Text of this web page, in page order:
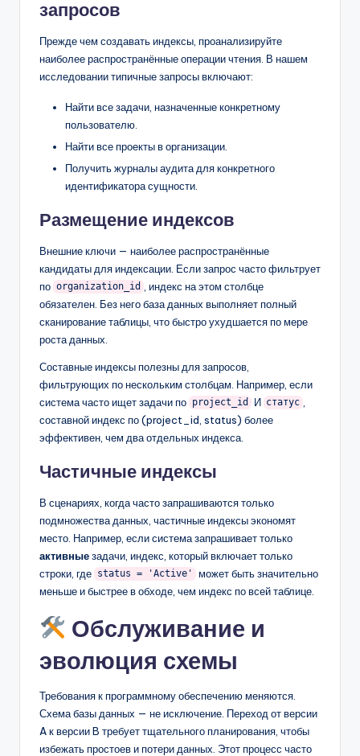
запросов
Прежде чем создавать индексы, проанализируйте
наиболее распространённые операции чтения. В нашем
исследовании типичные запросы включают:
Найти все задачи, назначенные конкретному
пользователю.
Найти все проекты в организации.
Получить журналы аудита для конкретного
идентификатора сущности.
Размещение индексов
Внешние ключи — наиболее распространённые
кандидаты для индексации. Если запрос часто фильтрует
по organization_id
, индекс на этом столбце
обязателен. Без него база данных выполняет полный
сканирование таблицы, что быстро ухудшается по мере
роста данных.
Составные индексы полезны для запросов,
фильтрующих по нескольким столбцам. Например, если
система часто ищет задачи по project_id И статус
составной индекс по (project_id, status) более
эффективен, чем два отдельных индекса.
Частичные индексы
В сценариях, когда часто запрашиваются только
подмножества данных, частичные индексы экономят
место. Например, если система запрашивает только
активныезадачи, индекс, который включает только
строки, где status = 'Active'
может быть значительно
меньше и быстрее в обходе, чем индекс по всей таблице.
Обслуживание и
эволюция схемы
Требования к программному обеспечению меняются.
Схема базы данных — не исключение. Переход от версии
A к версии B требует тщательного планирования, чтобы
избежать простоев и потери данных. Этот процесс часто